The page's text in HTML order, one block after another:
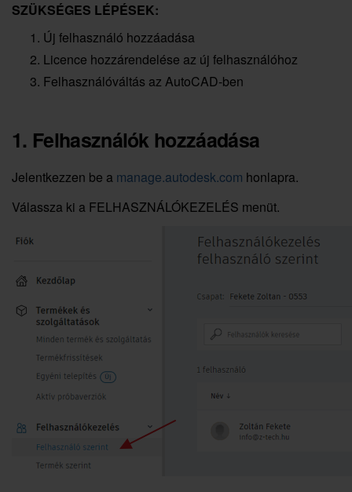
SZÜKSÉGES LÉPÉSEK:
Új felhasználó hozzáadása
Licence hozzárendelése az új felhasználóhoz
Felhasználóváltás az AutoCAD-ben
1. Felhasználók hozzáadása
Jelentkezzen be a manage.autodesk.com honlapra.
Válassza ki a FELHASZNÁLÓKEZELÉS menüt.